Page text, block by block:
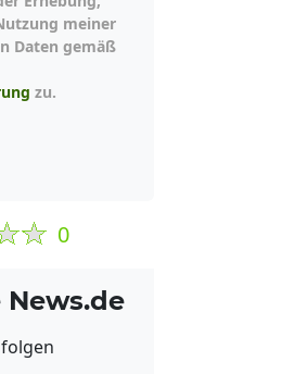
meiner
Daten gemäß
zu.
0
News.de